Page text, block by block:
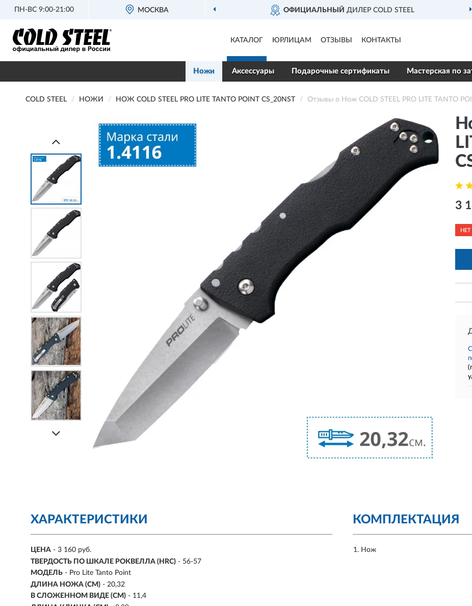
ПН-ВС 9:00-21:00 МОСКВА ОФИЦИАЛЬНЫЙ ДИЛЕР COLD STEEL
КАТАЛОГ ЮРЛИЦАМ ОТЗЫВЫ КОНТАКТЫ
Ножи Аксессуары Подарочные сертификаты Мастерская по
COLD STEEL НОЖИ НОЖ COLD STEEL PRO LITE TANTO POINT CS_20NST Отзывы о Нож COLD STEEL PRO LITE TANTO
3
ХАРАКТЕРИСТИКИ
ЦЕНА - 3 160 руб.
ТВЕРДОСТЬ ПО ШКАЛЕ РОКВЕЛЛА (HRC) - 56-57
МОДЕЛЬ - Pro Lite Tanto Point
ДЛИНА НОЖА (СМ) - 20,32
В СЛОЖЕННОМ ВИДЕ (СМ) - 11,4
КОМПЛЕКТАЦИЯ
Нож